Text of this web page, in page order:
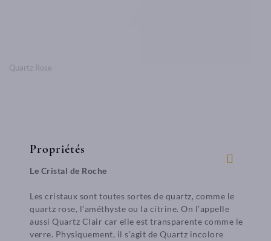
Quartz Rose
Propriétés
Le Cristal de Roche
Les cristaux sont toutes sortes de quartz, comme le
quartz rose, l’améthyste ou la citrine. On l’appelle
aussi Quartz Clair car elle est transparente comme le
verre. Physiquement, il s’agit de Quartz incolore